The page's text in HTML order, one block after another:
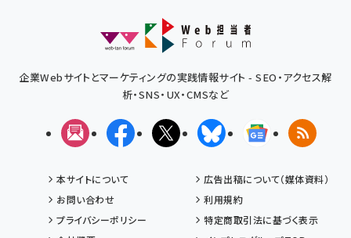
企業Webサイトとマーケティングの実践情報サイト - SEO・アクセス解
析・SNS・UX・CMSなど
メルマガFacebookX(エックス)BlueskyGoogleニュ
RSS
本サイトについて
広告出稿について（媒体資料）
お問い合わせ
利用規約
プライバシーポリシー
特定商取引法に基づく表示